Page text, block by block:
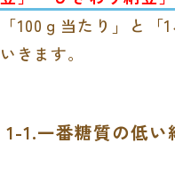
「100ｇ当たり」と
いきます。
1-1.一番糖質の低